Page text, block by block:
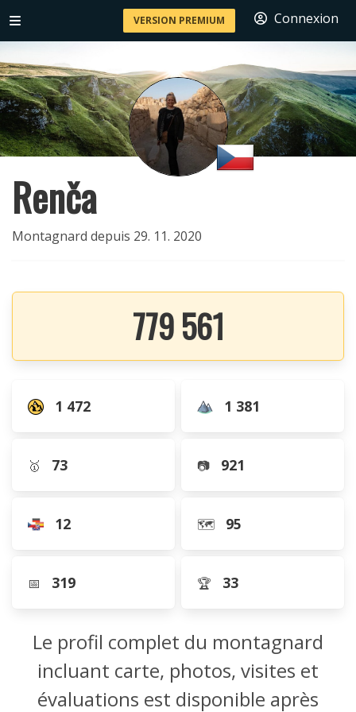
VERSION PREMIUM Connexion
Renča
Montagnard depuis 29. 11. 2020
779 561
1 472 1 381
🥇 73 📷 921
12 🗺️ 95
📅 319 🏆 33
Le profil complet du montagnard
incluant carte, photos, visites et
évaluations est disponible après